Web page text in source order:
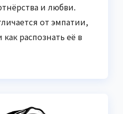
и любви.
от эмпатии,
распознать её в